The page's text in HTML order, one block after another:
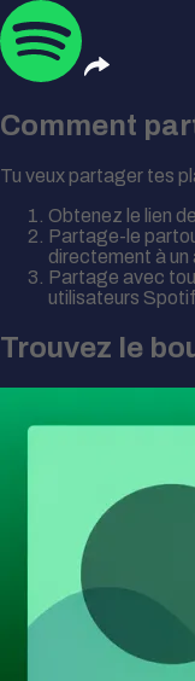
Comment
Tu veux partager tes
Obtenez le lien
Partage-le
directement à un
Partage avec
utilisateurs
Trouvez le